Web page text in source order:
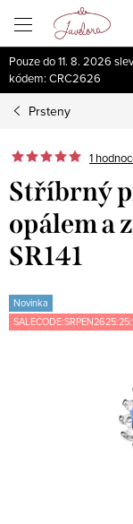
obsah
Pouze do 11. 8. 2026
kódem: CRC2626
Prsteny
1
Stříbrný
opálem a
SR141
Novinka